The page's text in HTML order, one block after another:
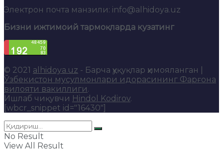
Электрон почта манзили: info@alhidoya.uz
Бизни ижтимоий тармоқларда кузатинг
© 2021 alhidoya.uz - Барча ҳуқуқлар ҳимояланган |
Ўзбекистон мусулмонлари идорасининг Фарғона
вилояти вакиллиги.
Ишлаб чиқувчи Hindol Kodirov.
[wbcr_snippet id="16430"]
No Result
View All Result